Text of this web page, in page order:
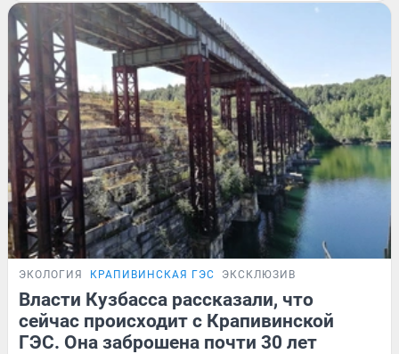
ЭКОЛОГИЯ КРАПИВИНСКАЯ ГЭС ЭКСКЛЮЗИВ
Власти Кузбасса рассказали, что
сейчас происходит с Крапивинской
ГЭС. Она заброшена почти 30 лет